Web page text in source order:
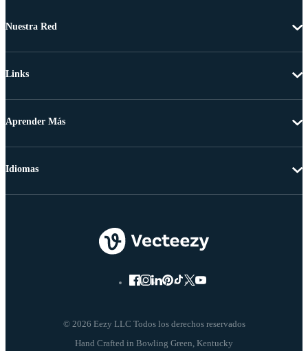
Nuestra Red
Links
Aprender Más
© 2026 Eezy LLC Todos los derechos reservados
Idiomas